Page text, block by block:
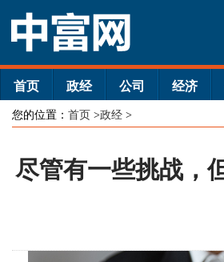
首页 政经 公司 经济
您的位置： 首页 >政经 >
尽管有一些挑战，